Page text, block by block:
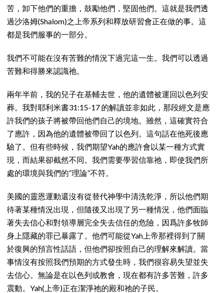
苦，卸下他們的重擔，鼓勵他們，堅固他們。這就是我們透
過沙洛姆(Shalom)之上帝系列和釋放研習會正在做的事。這
都是我們服事的一部分。
我們不可能在沒有苦難的情況下過完這一生。我們可以透過
苦難和得勝來認識祂。
兩年半前，我的兒子在基輔去世，他的遺體被運回以色列安
葬。我對耶利米書31:15-17 的解讀並非如此，那段經文是應
許我們的孩子將被帶回他們自己的境地。雖然，這確實符合
了應許，因為他的遺體被帶回了以色列。這句話在他死後應
驗了。但有些時候，我們期望Yah的應許會以某一種方式實
現，而結果卻截然不同。我們需要學習信靠祂，即使我們所
處的環境與我們的“理論”不符。
美國的靈恩運動還沒有從替代神學中清洗乾淨，所以他們期
待著某種情況出現，但隨後又出現了另一種情況，他們面臨
著失去信心和對領導層完全失去信任的危險，因爲許多牧師
身上隱藏的罪已暴露了。他們可能從Yah上帝那裡得到了關
於復興的預言性話語，但他們卻按照自己的理解來解讀。當
事情沒有按照我們預期的方式發生時，我們很容易失望並失
去信心。無論是在以色列或教會，現在都有許多苦難，許多
震動。Yah(上帝)正在潔淨祂的殿和祂的子民。